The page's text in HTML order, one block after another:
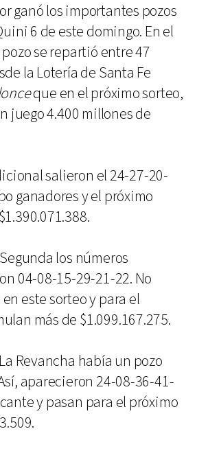
ganó los importantes pozos
6 de este domingo. En el
se repartió entre 47
la Lotería de Santa Fe
que en el próximo sorteo,
juego 4.400 millones de
salieron el 24-27-20-
ganadores y el próximo
los números
04-08-15-29-21-22. No
este sorteo y para el
más de $1.099.167.275.
Revancha había un pozo
aparecieron 24-08-36-41-
y pasan para el próximo